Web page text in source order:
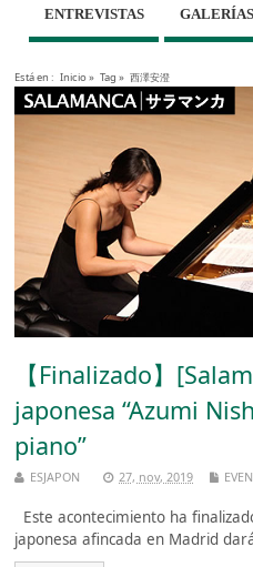
ENTREVISTAS
Está en : Inicio» Tag » 西澤安澄
【Finalizado】
japonesa “Azumi
piano”
ESJAPON 27, nov, 2019
Este acontecimiento ha
japonesa afincada en Madrid